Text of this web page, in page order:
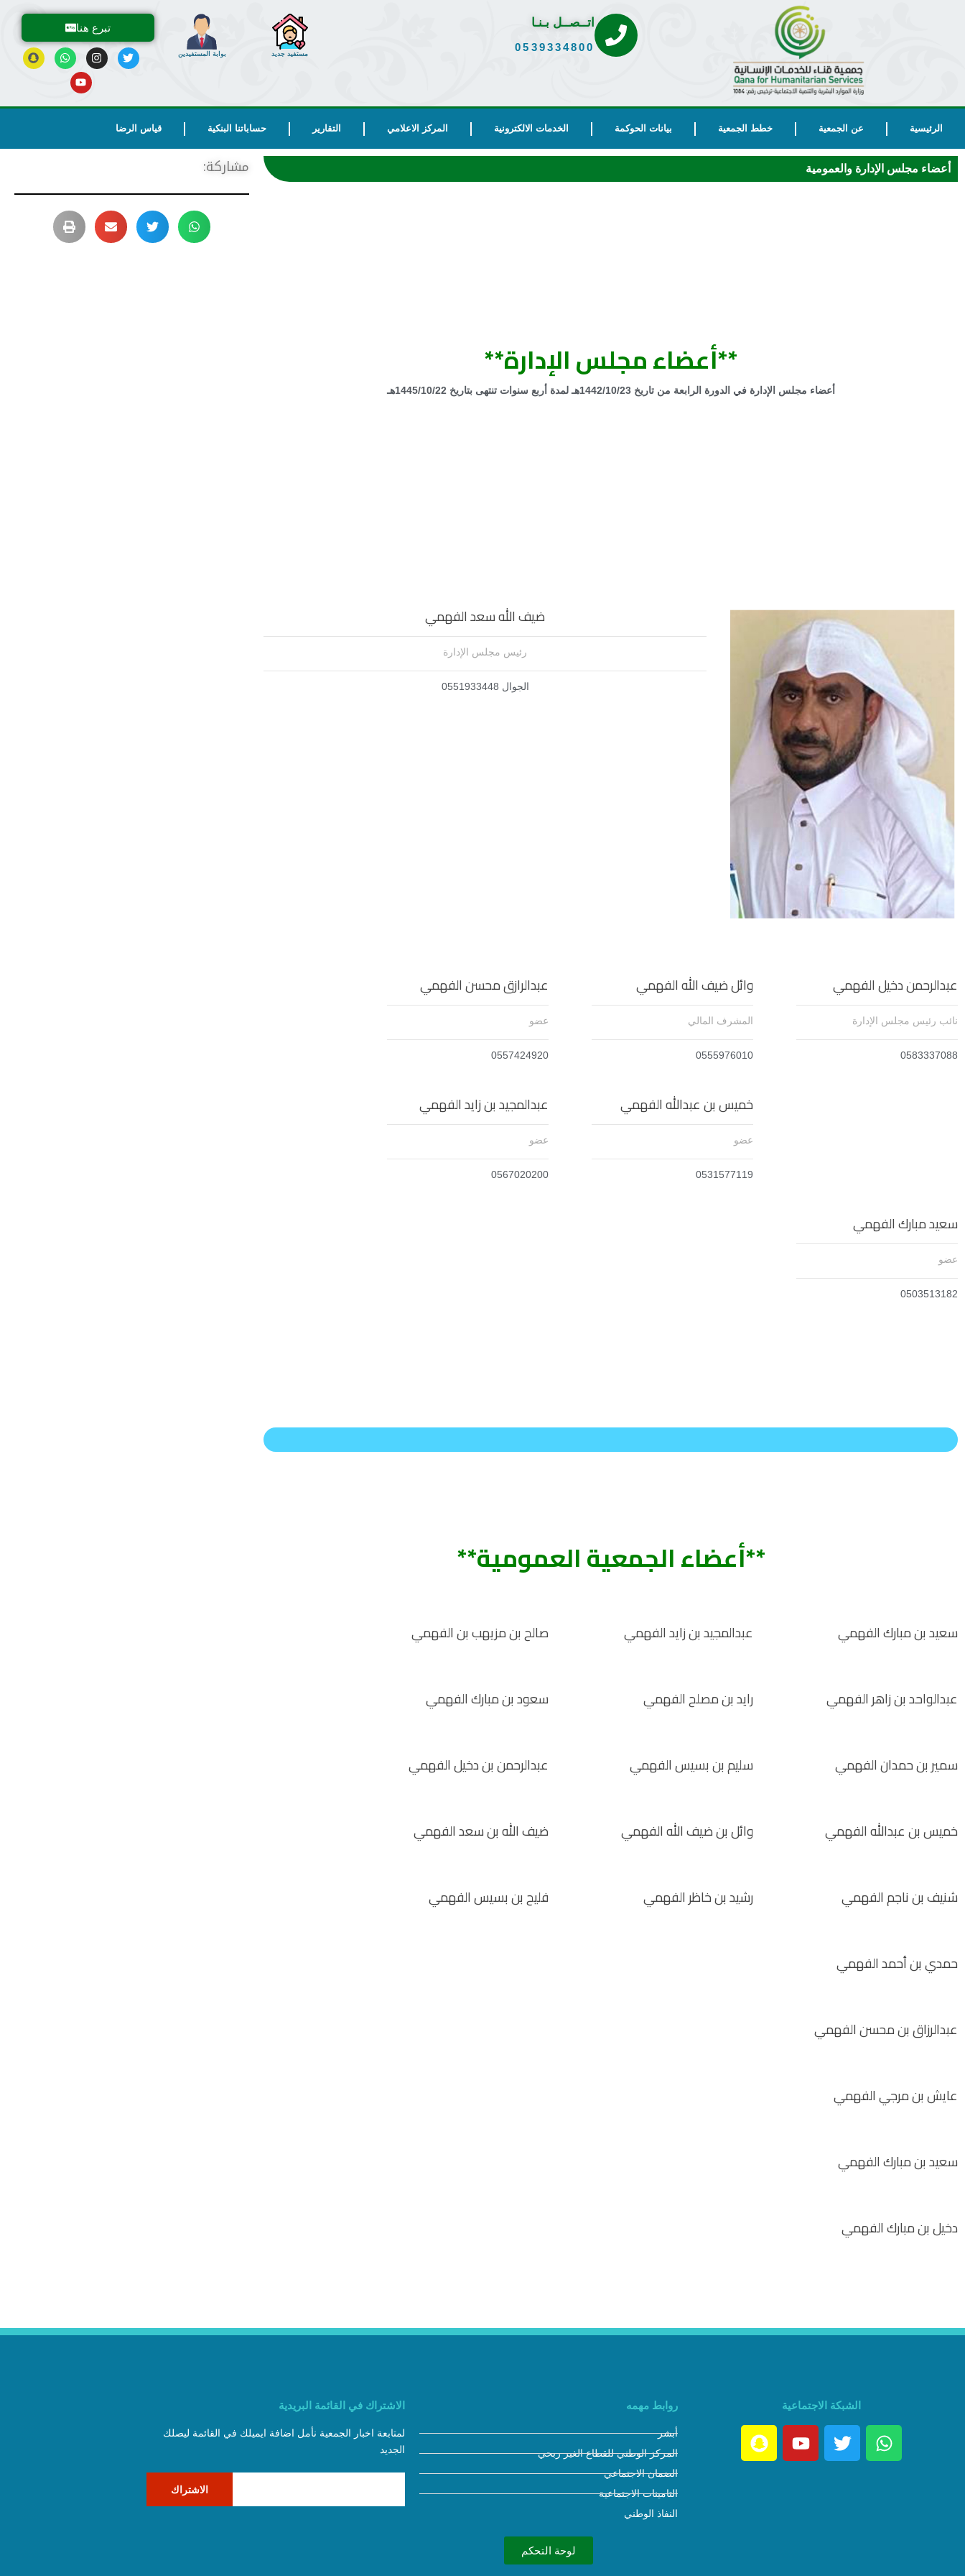
اتــصــل بـنـا
0539334800
مستفيد جديد بوابة المستفيدين
تبرع هنا
الرئيسية عن الجمعية خطط الجمعية بيانات الحوكمة الخدمات الالكترونية المركز الاعلامي التقارير حساباتنا البنكية قياس الرضا
أعضاء مجلس الإدارة والعمومية
**أعضاء مجلس الإدارة**
أعضاء مجلس الإدارة في الدورة الرابعة من تاريخ 1442/10/23هـ لمدة أربع سنوات تنتهى بتاريخ 1445/10/22هـ
ضيف الله سعد الفهمي
رئيس مجلس الإدارة
الجوال 0551933448
عبدالرحمن دخيل الفهمي
نائب رئيس مجلس الإدارة
0583337088
وائل ضيف الله الفهمي
المشرف المالي
0555976010
خميس بن عبدالله الفهمي
عضو
0531577119
عبدالرازق محسن الفهمي
عضو
0557424920
عبدالمجيد بن زايد الفهمي
عضو
0567020200
سعيد مبارك الفهمي
عضو
0503513182
**أعضاء الجمعية العمومية**
سعيد بن مبارك الفهمي
عبدالواحد بن زاهر الفهمي
سمير بن حمدان الفهمي
خميس بن عبدالله الفهمي
شنيف بن ناجم الفهمي
عبدالمجيد بن زايد الفهمي
رايد بن مصلح الفهمي
سليم بن بسيس الفهمي
وائل بن ضيف الله الفهمي
رشيد بن خاظر الفهمي
صالح بن مزيهب بن الفهمي
سعود بن مبارك الفهمي
عبدالرحمن بن دخيل الفهمي
ضيف الله بن سعد الفهمي
فليح بن بسيس الفهمي
حمدي بن أحمد الفهمي
عبدالرزاق بن محسن الفهمي
عايش بن مرجي الفهمي
سعيد بن مبارك الفهمي
دخيل بن مبارك الفهمي
مشاركة:
الشبكة الاجتماعية روابط مهمه
أبشر
المركز الوطني للقطاع الغير ربحي
الضمان الاجتماعي
التامينات الاجتماعية
النفاذ الوطني
لوحة التحكم
الاشتراك في القائمة البريدية
لمتابعة اخبار الجمعية نأمل اضافة ايميلك في القائمة ليصلك
الجديد
الاشتراك